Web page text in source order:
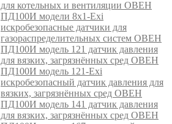
для котельных и вентиляции ОВЕН
ПД100И модели 8х1-Exi
искробезопасные датчики для
газораспределительных систем ОВЕН
ПД100И модель 121 датчик давления
для вязких, загрязнённых сред ОВЕН
ПД100И модель 121-Exi
искробезопасный датчик давления для
вязких, загрязнённых сред ОВЕН
ПД100И модель 141 датчик давления
для вязких, загрязнённых сред ОВЕН